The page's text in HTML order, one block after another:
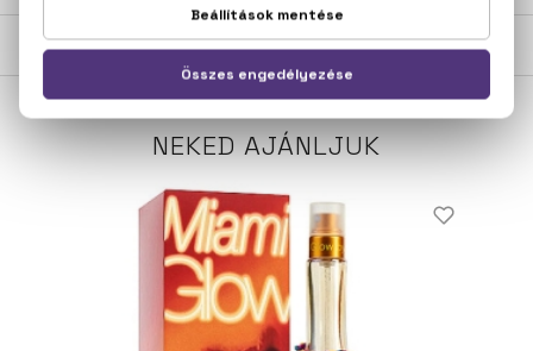
NEKED AJÁNLJUK